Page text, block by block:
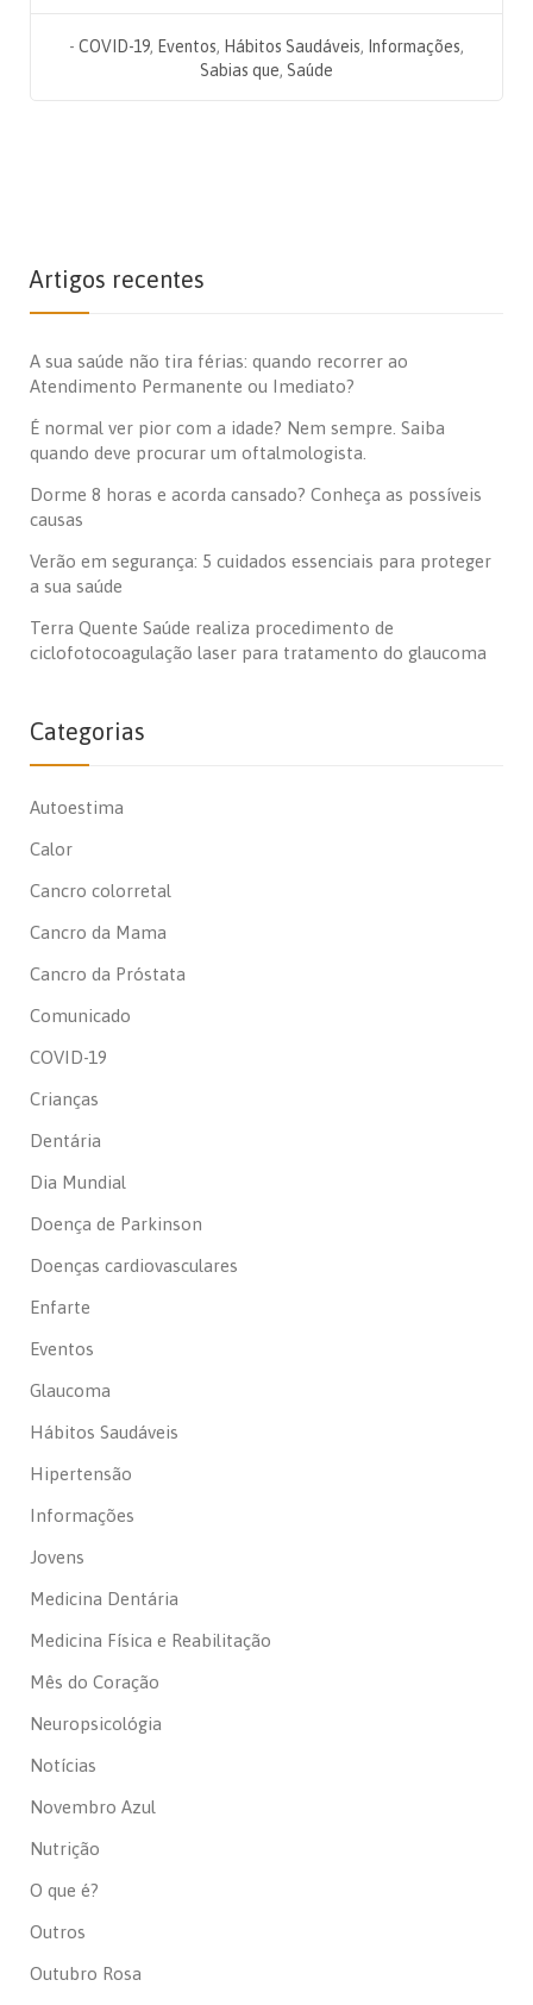
- COVID-19, Eventos, Hábitos Saudáveis, Informações,
Sabias que, Saúde
Artigos recentes
A sua saúde não tira férias: quando recorrer ao
Atendimento Permanente ou Imediato?
É normal ver pior com a idade? Nem sempre. Saiba
quando deve procurar um oftalmologista.
Dorme 8 horas e acorda cansado? Conheça as possíveis
causas
Verão em segurança: 5 cuidados essenciais para proteger
a sua saúde
Terra Quente Saúde realiza procedimento de
ciclofotocoagulação laser para tratamento do glaucoma
Categorias
Autoestima
Calor
Cancro colorretal
Cancro da Mama
Cancro da Próstata
Comunicado
COVID-19
Crianças
Dentária
Dia Mundial
Doença de Parkinson
Doenças cardiovasculares
Enfarte
Eventos
Glaucoma
Hábitos Saudáveis
Hipertensão
Informações
Jovens
Medicina Dentária
Medicina Física e Reabilitação
Mês do Coração
Neuropsicológia
Notícias
Novembro Azul
Nutrição
O que é?
Outros
Outubro Rosa